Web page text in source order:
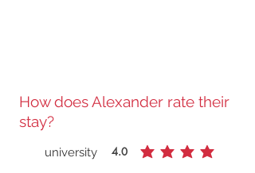
How does Alexander rate their
stay?
university 4.0
average rating is 4 out of 5